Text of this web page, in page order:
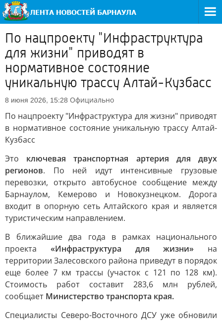
По нацпроекту "Инфраструктура
для жизни" приводят в
нормативное состояние
уникальную трассу Алтай-Кузбасс
8 июня 2026, 15:28 Официально
По нацпроекту "Инфраструктура для жизни" приводят
в нормативное состояние уникальную трассу Алтай-
Кузбасс
Это ключевая транспортная артерия для двух
регионов. По ней идут интенсивные грузовые
перевозки, открыто автобусное сообщение между
Барнаулом, Кемерово и Новокузнецком. Дорога
входит в опорную сеть Алтайского края и является
туристическим направлением.
В ближайшие два года в рамках национального
проекта «Инфраструктура для жизни» на
территории Залесовского района приведут в порядок
еще более 7 км трассы (участок с 121 по 128 км).
Стоимость работ составит 283,6 млн рублей,
сообщает Министерство транспорта края.
Специалисты Северо-Восточного ДСУ уже обновили